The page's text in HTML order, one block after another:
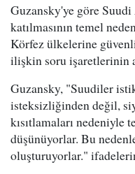
Guzansky'ye göre
katılmasının temel
Körfez ülkelerine
ilişkin soru işaretlerinin
Guzansky, "Suudiler
isteksizliğinden değil,
kısıtlamaları nedeniyle
düşünüyorlar. Bu
oluşturuyorlar."